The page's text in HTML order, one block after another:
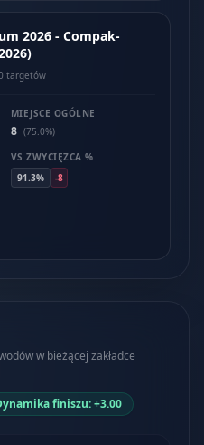
2026 - Compak-
targetów
MIEJSCE OGÓLNE
8 (75.0%)
VS ZWYCIĘZCA %
91.3%
-8
w bieżącej zakładce
finiszu: +3.00